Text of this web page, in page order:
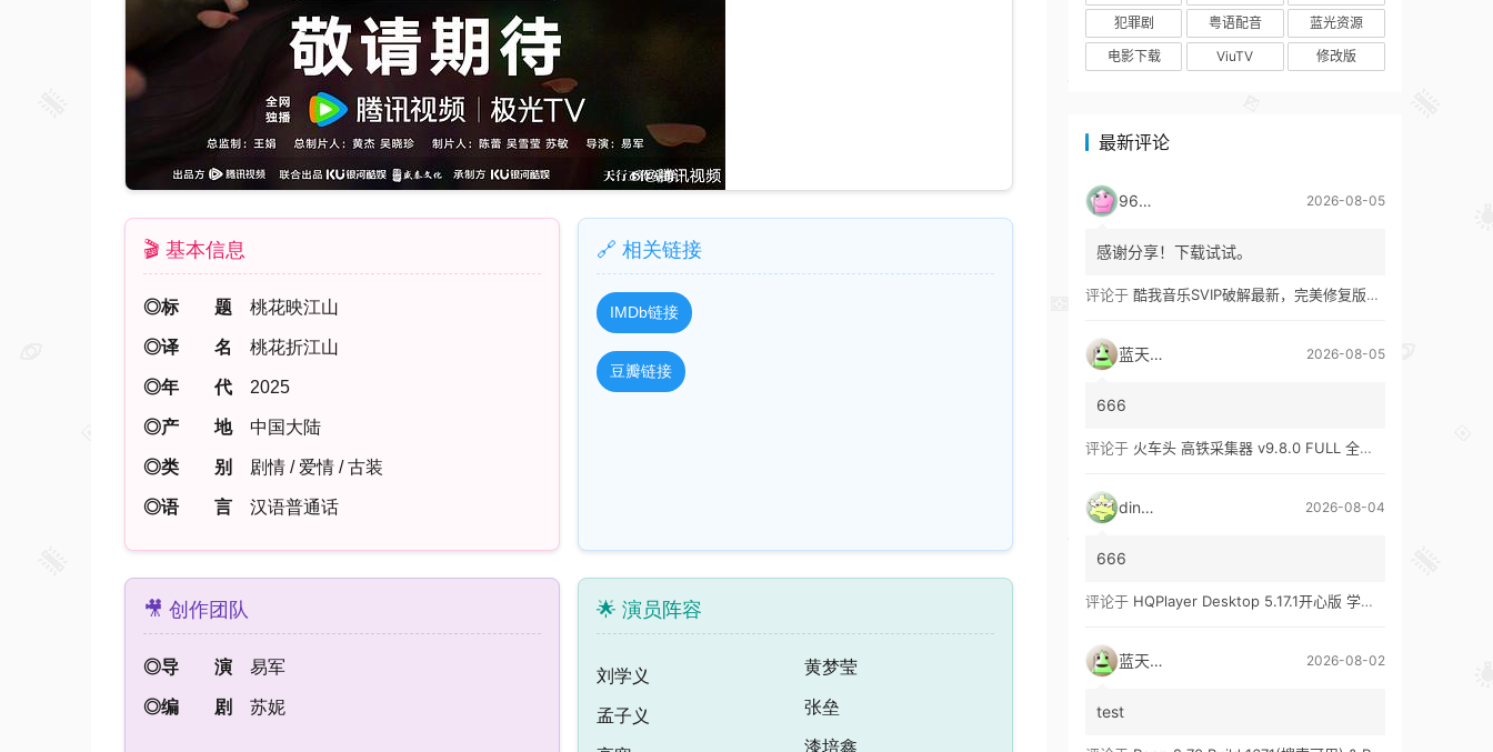
🎬 基本信息
◎标 题 桃花映江山
◎译 名 桃花折江山
◎年 代 2025
◎产 地中国大陆
◎类 别 剧情 / 爱情 / 古装
◎语 言 汉语普通话
🔗 相关链接
IMDb链接
豆瓣链接
🎥 创作团队
◎导 演 易军
◎编 剧 苏妮
🌟 演员阵容
刘学义
孟子义
黄梦莹
张垒
漆培鑫
犯罪剧
粤语配音
蓝光资源
电影下载
ViuTV 修改版
最新评论
9627 2026-08-05
感谢分享！下载试试。
评论于 酷我音乐SVIP破解最新，完美修复版！支持安卓+车机+pc版！
蓝天真蓝 2026-08-05
666
评论于 火车头 高铁采集器 v9.8.0 FULL 全功能版（兼容win10、win11）
ding1 2026-08-04
666
评论于 HQPlayer Desktop 5.17.1开心版 学习版&HQPlayer Embedded 5.17.2开心版 学习版
蓝天真蓝 2026-08-02
test